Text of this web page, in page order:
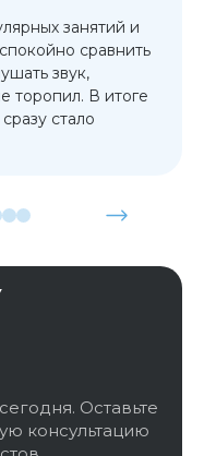
занятий и
сравнить
звук,
торопил. В итоге
стало
Оставьте
консультацию